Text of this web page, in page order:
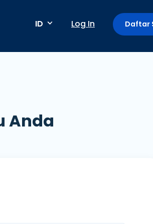
Pembayaran berkala / berulang
ID Log In Daftar
Anda